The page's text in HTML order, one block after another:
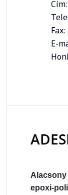
Cím:
Fax:
E-
epoxi-